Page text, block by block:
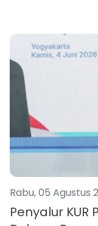
Rabu, 05 Agustus
Penyalur KUR